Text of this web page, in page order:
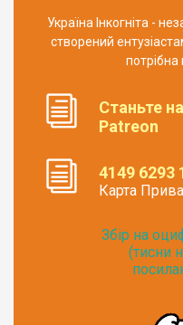
Україна Інкогніта -
створений
потрібна
Станьте
Patreon
4149 6293
Карта
Збір на
(тисни